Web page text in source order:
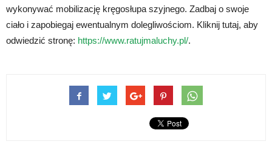
wykonywać mobilizację kręgosłupa szyjnego. Zadbaj o swoje
ciało i zapobiegaj ewentualnym dolegliwościom. Kliknij tutaj, aby
odwiedzić stronę: https://www.ratujmaluchy.pl/.